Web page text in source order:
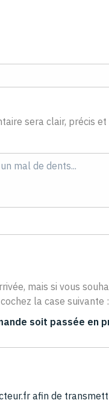
sera clair, précis
mais si vous
la case suivante :
soit passée en
afin de